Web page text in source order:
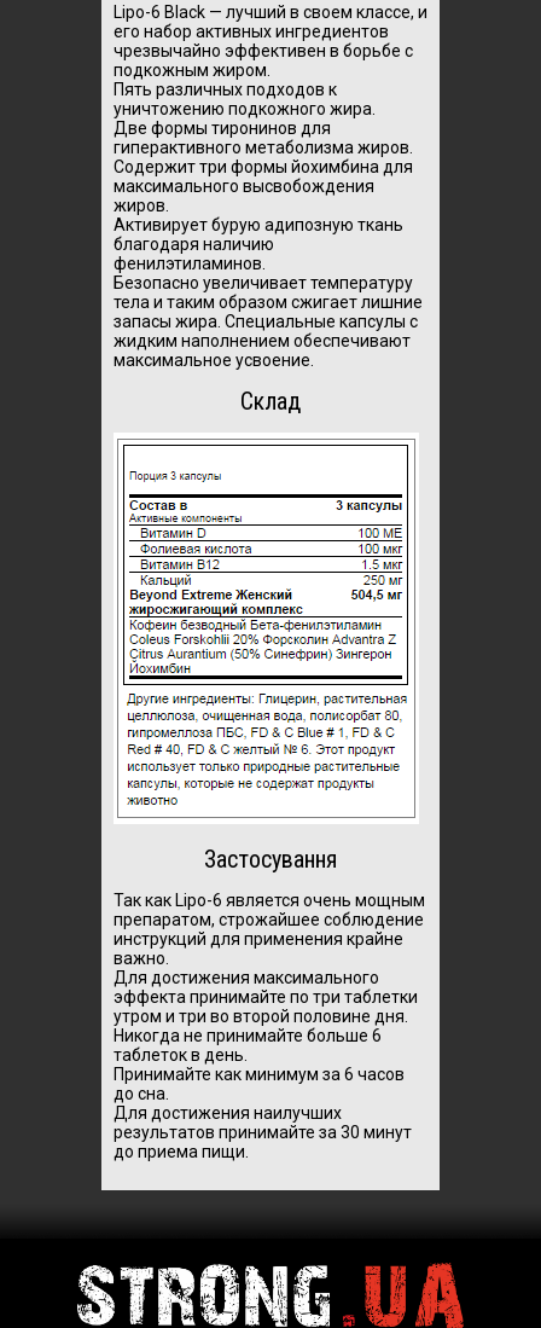
Lipo-6 Black — лучший в своем классе, и
его набор активных ингредиентов
чрезвычайно эффективен в борьбе с
подкожным жиром.
Пять различных подходов к
уничтожению подкожного жира.
Две формы тиронинов для
гиперактивного метаболизма жиров.
Содержит три формы йохимбина для
максимального высвобождения
жиров.
Активирует бурую адипозную ткань
благодаря наличию
фенилэтиламинов.
Безопасно увеличивает температуру
тела и таким образом сжигает лишние
запасы жира. Специальные капсулы с
жидким наполнением обеспечивают
максимальное усвоение.
Склад
Застосування
Так как Lipo-6 является очень мощным
препаратом, строжайшее соблюдение
инструкций для применения крайне
важно.
Для достижения максимального
эффекта принимайте по три таблетки
утром и три во второй половине дня.
Никогда не принимайте больше 6
таблеток в день.
Принимайте как минимум за 6 часов
до сна.
Для достижения наилучших
результатов принимайте за 30 минут
до приема пищи.